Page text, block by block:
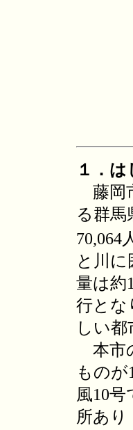
１．は
藤岡
る群馬
70,064
と川
量は約
行とな
しい
本市
もの
風10
所あり